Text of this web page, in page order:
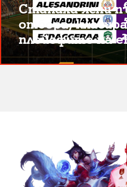
Станаха ясни
отбора,
плейофите на